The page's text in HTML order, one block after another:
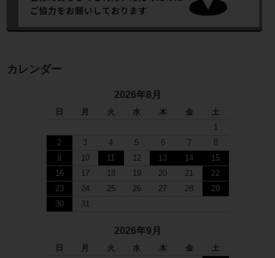
カレンダー
2026年8月
日 月 火 水 木 金
土
1
2
3 4 5 6 7
8
9
10 11 12 13 14
15
16
17 18 19 20 21
22
23
24 25 26 27 28
29
30
31
2026年9月
日 月 火 水 木 金
土